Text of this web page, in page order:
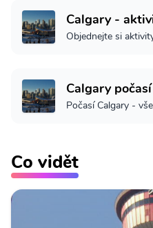
Calgary -
Objednejte si
Calgary počasí
Počasí Calgary -
Co vidět